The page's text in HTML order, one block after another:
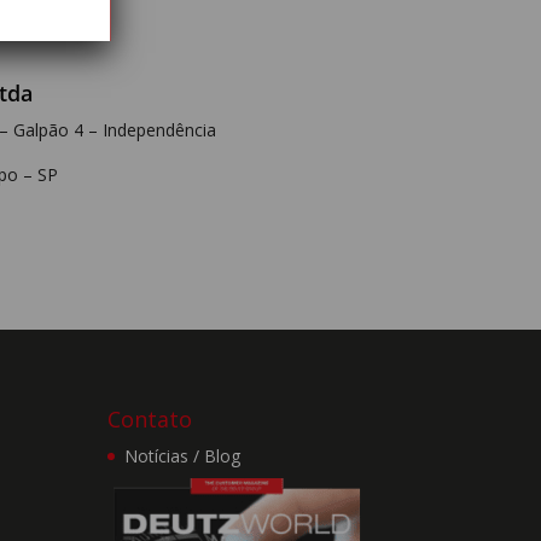
Galpão 4 – Independência
– SP
Contato
Notícias / Blog
e